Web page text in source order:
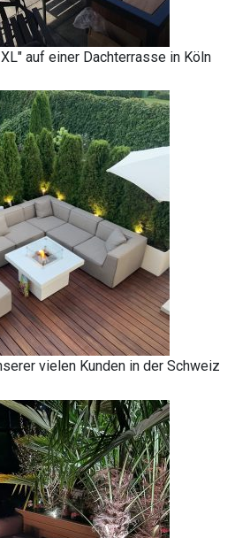
auf einer Dachterrasse in Köln
vielen Kunden in der Schweiz